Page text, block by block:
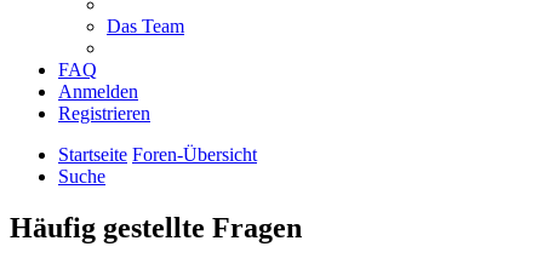
Das Team
FAQ
Anmelden
Registrieren
Startseite Foren-Übersicht
Suche
Häufig gestellte Fragen